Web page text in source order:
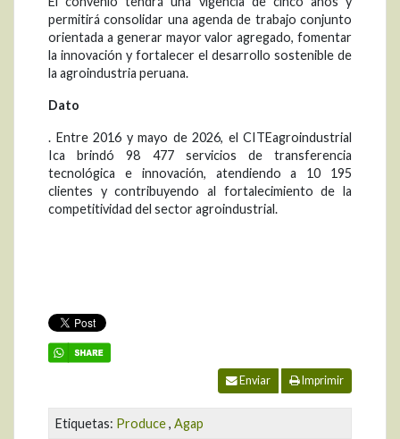
permitirá consolidar una agenda de trabajo conjunto
orientada a generar mayor valor agregado, fomentar
la innovación y fortalecer el desarrollo sostenible de
la agroindustria peruana.
Dato
. Entre 2016 y mayo de 2026, el CITEagroindustrial
Ica brindó 98 477 servicios de transferencia
tecnológica e innovación, atendiendo a 10 195
clientes y contribuyendo al fortalecimiento de la
competitividad del sector agroindustrial.
Enviar Imprimir
Etiquetas: Produce, Agap